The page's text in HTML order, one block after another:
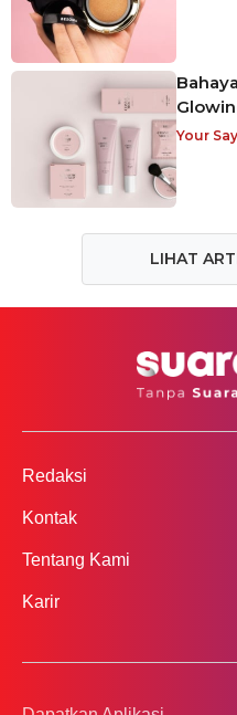
Your Say
LIHAT
Redaksi
Kontak
Tentang Kami
Karir